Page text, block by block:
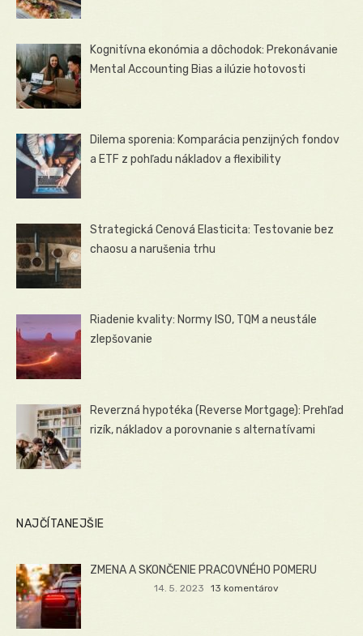
Kognitívna ekonómia a dôchodok: Prekonávanie
Mental Accounting Bias a ilúzie hotovosti
Dilema sporenia: Komparácia penzijných fondov
a ETF z pohľadu nákladov a flexibility
Strategická Cenová Elasticita: Testovanie bez
chaosu a narušenia trhu
Riadenie kvality: Normy ISO, TQM a neustále
zlepšovanie
Reverzná hypotéka (Reverse Mortgage): Prehľad
rizík, nákladov a porovnanie s alternatívami
NAJČÍTANEJŠIE
ZMENA A SKONČENIE PRACOVNÉHO POMERU
14. 5. 2023 13 komentárov